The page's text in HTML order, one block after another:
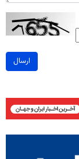
ارسال